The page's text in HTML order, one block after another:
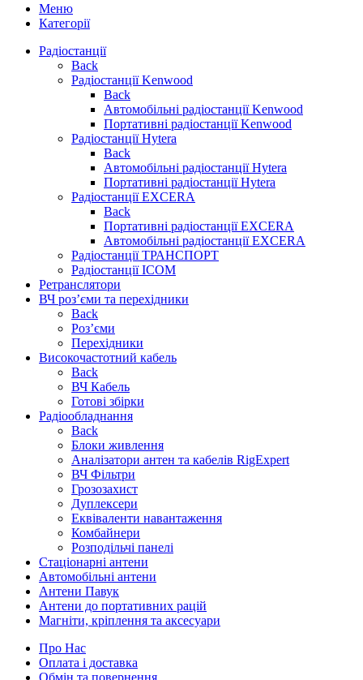
Меню
Категорії
Радіостанції
Back
Радіостанції Kenwood
Back
Автомобільні радіостанції Kenwood
Портативні радіостанції Kenwood
Радіостанції Hytera
Back
Автомобільні радіостанції Hytera
Портативні радіостанції Hytera
Радіостанції EXCERA
Back
Портативні радіостанції EXCERA
Автомобільні радіостанції EXCERA
Радіостанції ТРАНСПОРТ
Радіостанції ICOM
Ретранслятори
ВЧ роз’єми та перехідники
Back
Роз’єми
Перехідники
Високочастотний кабель
Back
ВЧ Кабель
Готові збірки
Радіообладнання
Back
Блоки живлення
Аналізатори антен та кабелів RigExpert
ВЧ Фільтри
Грозозахист
Дуплексери
Еквіваленти навантаження
Комбайнери
Розподільчі панелі
Стаціонарні антени
Автомобільні антени
Антени Павук
Антени до портативних рацій
Магніти, кріплення та аксесуари
Про Нас
Оплата і доставка
Обмін та повернення